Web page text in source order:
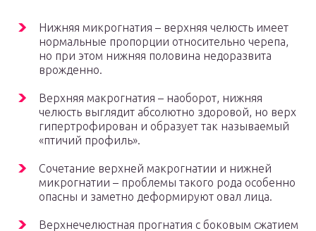
Нижняя микрогнатия – верхняя челюсть имеет
нормальные пропорции относительно черепа,
но при этом нижняя половина недоразвита
врожденно.
Верхняя макрогнатия – наоборот, нижняя
челюсть выглядит абсолютно здоровой, но верх
гипертрофирован и образует так называемый
«птичий профиль».
Сочетание верхней макрогнатии и нижней
микрогнатии – проблемы такого рода особенно
опасны и заметно деформируют овал лица.
Верхнечелюстная прогнатия с боковым сжатием